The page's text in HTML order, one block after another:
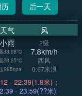
后一天
天气 风
小雨
33.08°C
28.25°C
995hpa
2级
7.8km/h
西风
0.67米浪
14:12 - 22:39(1.9米)；
；22:39 - 23:59(??米)